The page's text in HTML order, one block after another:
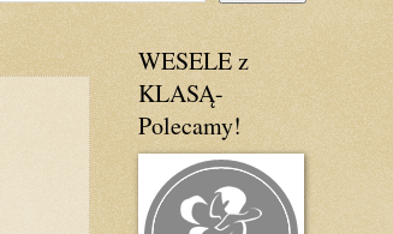
WESELE z
KLASĄ-
Polecamy!